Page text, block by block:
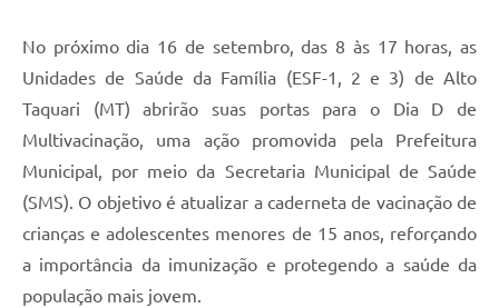
No próximo dia 16 de setembro, das 8 às 17 horas, as
Unidades de Saúde da Família (ESF-1, 2 e 3) de Alto
Taquari (MT) abrirão suas portas para o Dia D de
Multivacinação, uma ação promovida pela Prefeitura
Municipal, por meio da Secretaria Municipal de Saúde
(SMS). O objetivo é atualizar a caderneta de vacinação de
crianças e adolescentes menores de 15 anos, reforçando
a importância da imunização e protegendo a saúde da
população mais jovem.